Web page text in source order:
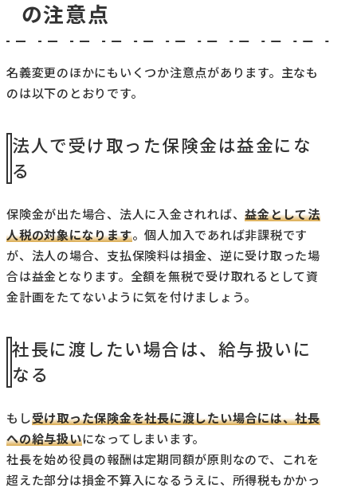
の注意点
名義変更のほかにもいくつか注意点があります。主なも
のは以下のとおりです。
法人で受け取った保険金は益金にな
る
保険金が出た場合、法人に入金されれば、益金として法
人税の対象になります。個人加入であれば非課税です
が、法人の場合、支払保険料は損金、逆に受け取った場
合は益金となります。全額を無税で受け取れるとして資
金計画をたてないように気を付けましょう。
社長に渡したい場合は、給与扱いに
なる
もし受け取った保険金を社長に渡したい場合には、社長
への給与扱いになってしまいます。
社長を始め役員の報酬は定期同額が原則なので、これを
超えた部分は損金不算入になるうえに、所得税もかかっ